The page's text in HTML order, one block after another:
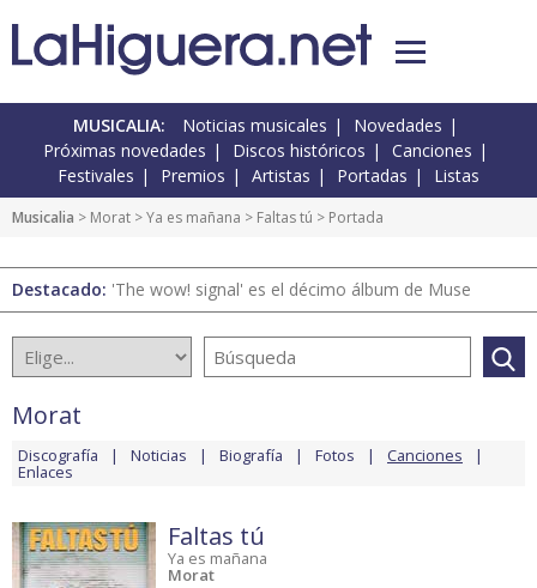
MUSICALIA: Noticias musicales
Novedades
Próximas novedades
Discos históricos
Canciones
Festivales
Premios Artistas Portadas Listas
Musicalia > Morat >Ya es mañana > Faltas tú > Portada
Destacado: 'The wow! signal' es el décimo álbum de Muse
Morat
Discografía Noticias Biografía Fotos Canciones
Enlaces
Faltas tú
Ya es mañana
Morat